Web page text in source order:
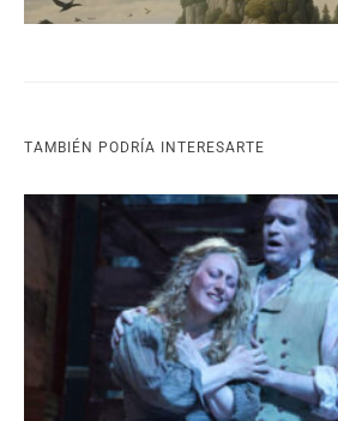
TAMBIÉN PODRÍA INTERESARTE